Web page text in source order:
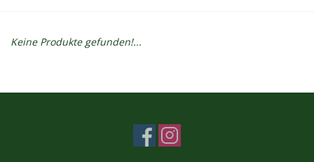
Kontakt
Keine Produkte gefunden!...